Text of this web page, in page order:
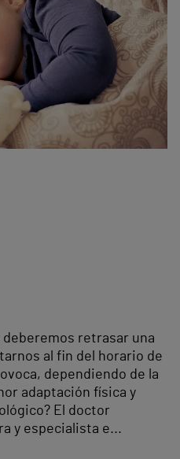
retrasar una
al fin del horario de
dependiendo de la
adaptación física y
El doctor
y especialista e...